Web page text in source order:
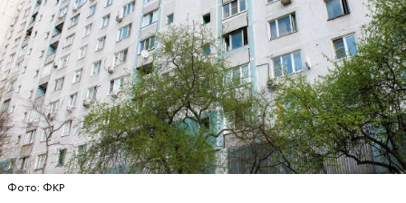
Фото: ФКР
Ботанический сад РАН;
Карта маршрута
Фото: Пресс-служба ЦОДД
Дом Грибоедова